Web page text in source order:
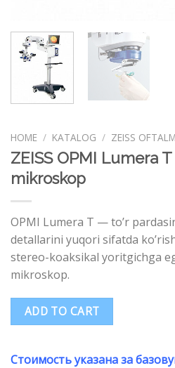
HOME / KATALOG / ZEISS
ZEISS OPMI Lumera
mikroskop
OPMI Lumera T — to’r
detallarini yuqori sifatda
stereo-koaksikal yoritgichga
mikroskop.
ADD TO CART
Стоимость указана за